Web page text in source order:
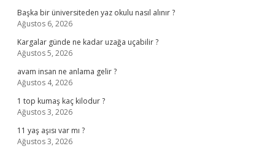
Başka bir üniversiteden yaz okulu nasıl alınır ?
Ağustos 6, 2026
Kargalar günde ne kadar uzağa uçabilir ?
Ağustos 5, 2026
avam insan ne anlama gelir ?
Ağustos 4, 2026
1 top kumaş kaç kilodur ?
Ağustos 3, 2026
11 yaş aşısı var mı ?
Ağustos 3, 2026